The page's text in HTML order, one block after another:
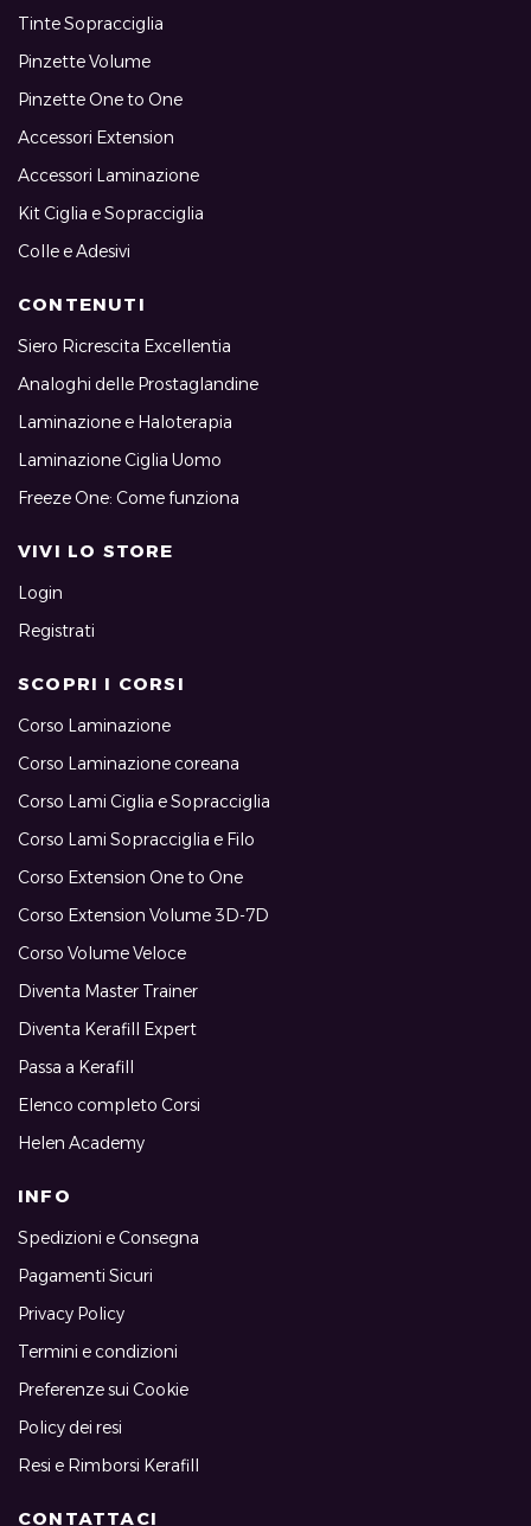
Tinte Sopracciglia
Pinzette Volume
Pinzette One to One
Accessori Extension
Accessori Laminazione
Kit Ciglia e Sopracciglia
Colle e Adesivi
CONTENUTI
Siero Ricrescita Excellentia
Analoghi delle Prostaglandine
Laminazione e Haloterapia
Laminazione Ciglia Uomo
Freeze One: Come funziona
VIVI LO STORE
Login
Registrati
SCOPRI I CORSI
Corso Laminazione
Corso Laminazione coreana
Corso Lami Ciglia e Sopracciglia
Corso Lami Sopracciglia e Filo
Corso Extension One to One
Corso Extension Volume 3D-7D
Corso Volume Veloce
Diventa Master Trainer
Diventa Kerafill Expert
Passa a Kerafill
Elenco completo Corsi
Helen Academy
INFO
Spedizioni e Consegna
Pagamenti Sicuri
Privacy Policy
Termini e condizioni
Preferenze sui Cookie
Policy dei resi
Resi e Rimborsi Kerafill
CONTATTACI